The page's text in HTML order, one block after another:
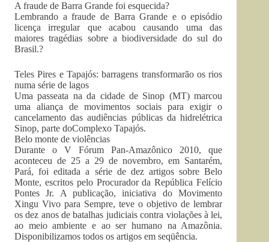
A fraude de Barra Grande foi esquecida?
Lembrando a fraude de Barra Grande e o episódio
licença irregular que acabou causando uma das
maiores tragédias sobre a biodiversidade do sul do
Brasil.?
Teles Pires e Tapajós: barragens transformarão os rios
numa série de lagos
Uma passeata na da cidade de Sinop (MT) marcou
uma aliança de movimentos sociais para exigir o
cancelamento das audiências públicas da hidrelétrica
Sinop, parte doComplexo Tapajós.
Belo monte de violências
Durante o V Fórum Pan-Amazônico 2010, que
aconteceu de 25 a 29 de novembro, em Santarém,
Pará, foi editada a série de dez artigos sobre Belo
Monte, escritos pelo Procurador da República Felício
Pontes Jr. A publicação, iniciativa do Movimento
Xingu Vivo para Sempre, teve o objetivo de lembrar
os dez anos de batalhas judiciais contra violações à lei,
ao meio ambiente e ao ser humano na Amazônia.
Disponibilizamos todos os artigos em seqüência.